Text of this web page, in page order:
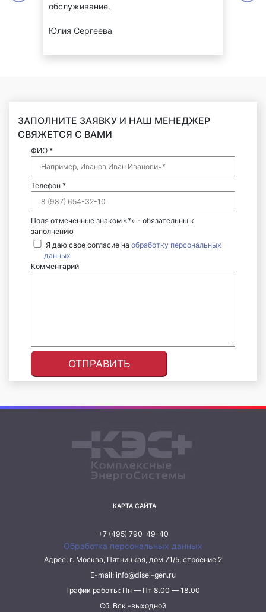
обслуживание.
Юлия Сергеева
ЗАПОЛНИТЕ ЗАЯВКУ И НАШ МЕНЕДЖЕР
СВЯЖЕТСЯ С ВАМИ
ФИО *
Телефон *
Поля отмеченные знаком «*» - обязательны к
заполнению
Я даю свое согласие на обработку персональных
данных
Комментарий
КАРТА САЙТА
+7 (495) 790-49-40
Обработка персональных данных
Адрес: г. Москва, Пятницкая, дом 71/5, строение 2
E-mail: info@disel-gen.ru
График работы: Пн — Пт 8.00 — 18.00
Сб. Вск -выходной